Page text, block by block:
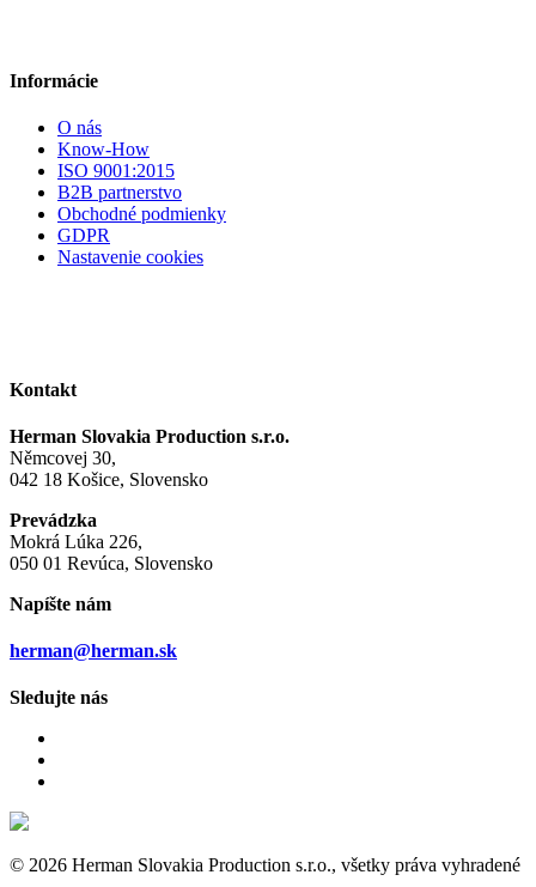
Informácie
O nás
Know-How
ISO 9001:2015
B2B partnerstvo
Obchodné podmienky
GDPR
Nastavenie cookies
Kontakt
Herman Slovakia Production s.r.o.
Němcovej 30,
042 18 Košice, Slovensko
Prevádzka
Mokrá Lúka 226,
050 01 Revúca, Slovensko
Napíšte nám
herman@herman.sk
Sledujte nás
© 2026 Herman Slovakia Production s.r.o., všetky práva vyhradené